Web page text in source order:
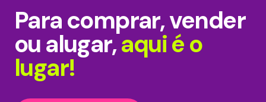
Para comprar, vender
ou alugar,aqui é o
lugar!